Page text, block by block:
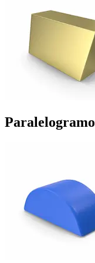
Paralelogramo